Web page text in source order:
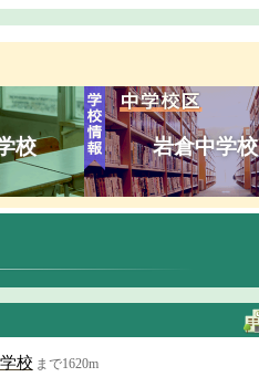
校 岩倉中学校
校 まで1620m